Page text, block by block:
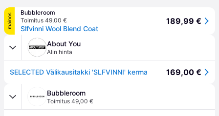
mainos
Bubbleroom
Toimitus 49,00 €
Slfvinni Wool Blend Coat
189,99 €
About You
Alin hinta
SELECTED Välikausitakki 'SLFVINNI' kerma 169,00 €
Bubbleroom
Toimitus 49,00 €